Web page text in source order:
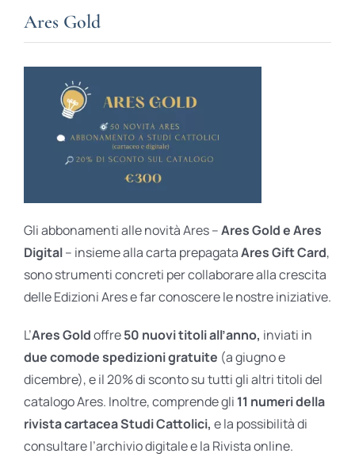
Ares Gold
Gli abbonamenti alle novità Ares –Ares Gold e Ares
Digital– insieme alla carta prepagataAres Gift Card,
sono strumenti concreti per collaborare alla crescita
delle Edizioni Ares e far conoscere le nostre iniziative.
L’Ares Goldoffre50 nuovi titoli all’anno, inviati in
due comode spedizioni gratuite (a giugno e
dicembre), e il 20% di sconto su tutti gli altri titoli del
catalogo Ares. Inoltre, comprende gli 11 numeri della
rivista cartacea Studi Cattolici, e la possibilità di
consultare l’archivio digitale e la Rivista online.